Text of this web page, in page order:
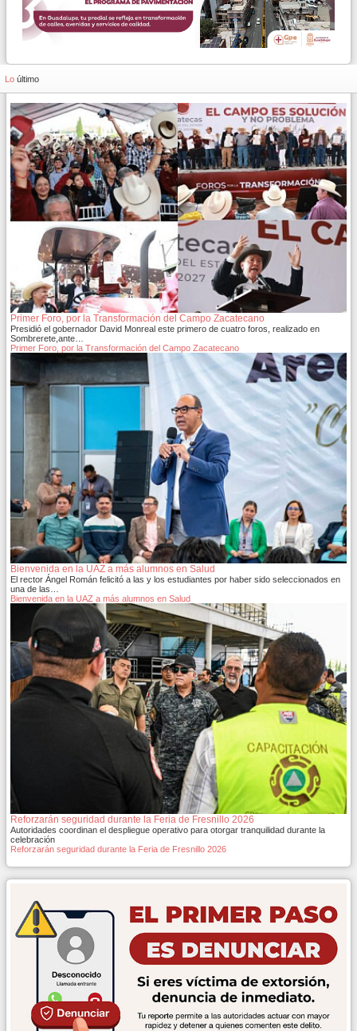
Lo último
Primer Foro, por la Transformación del Campo Zacatecano
Presidió el gobernador David Monreal este primero de cuatro foros, realizado en
Sombrerete,ante…
Primer Foro, por la Transformación del Campo Zacatecano
Bienvenida en la UAZ a más alumnos en Salud
El rector Ángel Román felicitó a las y los estudiantes por haber sido seleccionados en
una de las…
Bienvenida en la UAZ a más alumnos en Salud
Reforzarán seguridad durante la Feria de Fresnillo 2026
Autoridades coordinan el despliegue operativo para otorgar tranquilidad durante la
celebración
Reforzarán seguridad durante la Feria de Fresnillo 2026